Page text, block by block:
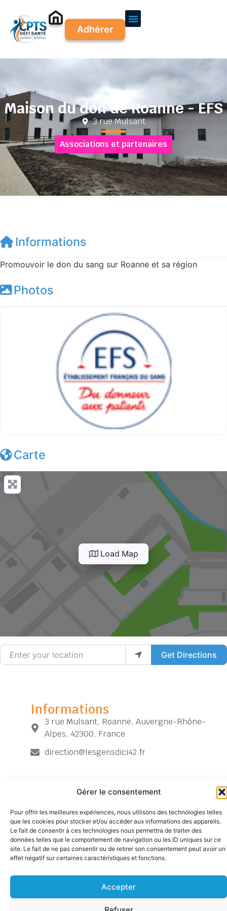
Gérer le consentement
Pour offrir les meilleures expériences, nous utilisons des technologies telles
que les cookies pour stocker et/ou accéder aux informations des appareils.
Le fait de consentir à ces technologies nous permettra de traiter des
données telles que le comportement de navigation ou les ID uniques sur ce
site. Le fait de ne pas consentir ou de retirer son consentement peut avoir un
effet négatif sur certaines caractéristiques et fonctions.
Accepter
Adhérer
Maison du don de Roanne - EFS
3 rue Mulsant
Associations et partenaires
Informations
Promouvoir le don du sang sur Roanne et sa région
Photos
Carte
Load Map
Enter your location
Get Directions
Informations
3 rue Mulsant, Roanne, Auvergne-Rhône-
Alpes, 42300, France
direction@lesgensdici42.fr
Mentions
légales
Politique de
confidentialité
Plan
Accueil
Contact
Archives
Siège
social
527
Chemin
de
Tuilerie
42300
VILLEREST
TÉLÉPHONE
04
77
52
23
SUIVEZ-
NOUS